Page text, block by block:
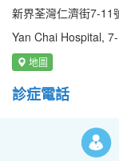
新界荃灣仁濟街7-11
Yan Chai Hospital,
地圖
診症電話